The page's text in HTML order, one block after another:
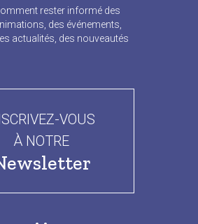
rester informé des
des événements,
actualités, des nouveautés
VOUS
À NOTRE